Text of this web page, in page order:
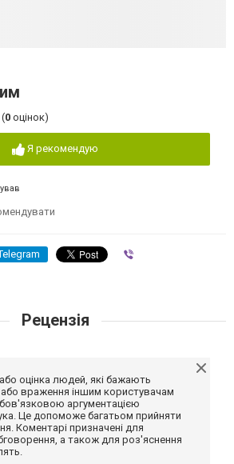
(0 оцінок)
Я рекомендую
Рецензія
оцінка людей, які бажають
враження іншим користувачам
аргументацією
Це допоможе багатьом прийняти
Коментарі призначені для
а також для роз'яснення